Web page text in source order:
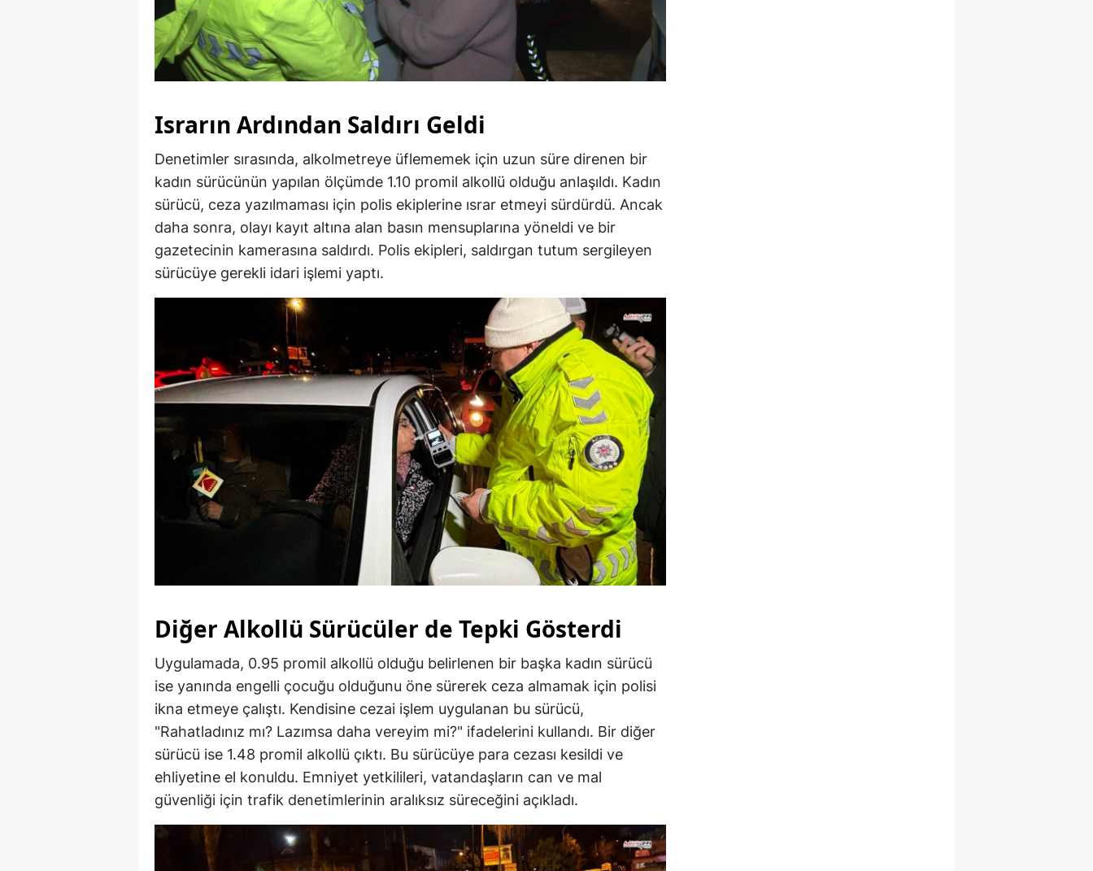
Israrın Ardından Saldırı Geldi
Denetimler sırasında, alkolmetreye üflememek için uzun süre direnen bir
kadın sürücünün yapılan ölçümde 1.10 promil alkollü olduğu anlaşıldı. Kadın
sürücü, ceza yazılmaması için polis ekiplerine ısrar etmeyi sürdürdü. Ancak
daha sonra, olayı kayıt altına alan basın mensuplarına yöneldi ve bir
gazetecinin kamerasına saldırdı. Polis ekipleri, saldırgan tutum sergileyen
sürücüye gerekli idari işlemi yaptı.
Diğer Alkollü Sürücüler de Tepki Gösterdi
Uygulamada, 0.95 promil alkollü olduğu belirlenen bir başka kadın sürücü
ise yanında engelli çocuğu olduğunu öne sürerek ceza almamak için polisi
ikna etmeye çalıştı. Kendisine cezai işlem uygulanan bu sürücü,
"Rahatladınız mı? Lazımsa daha vereyim mi?" ifadelerini kullandı. Bir diğer
sürücü ise 1.48 promil alkollü çıktı. Bu sürücüye para cezası kesildi ve
ehliyetine el konuldu. Emniyet yetkilileri, vatandaşların can ve mal
güvenliği için trafik denetimlerinin aralıksız süreceğini açıkladı.